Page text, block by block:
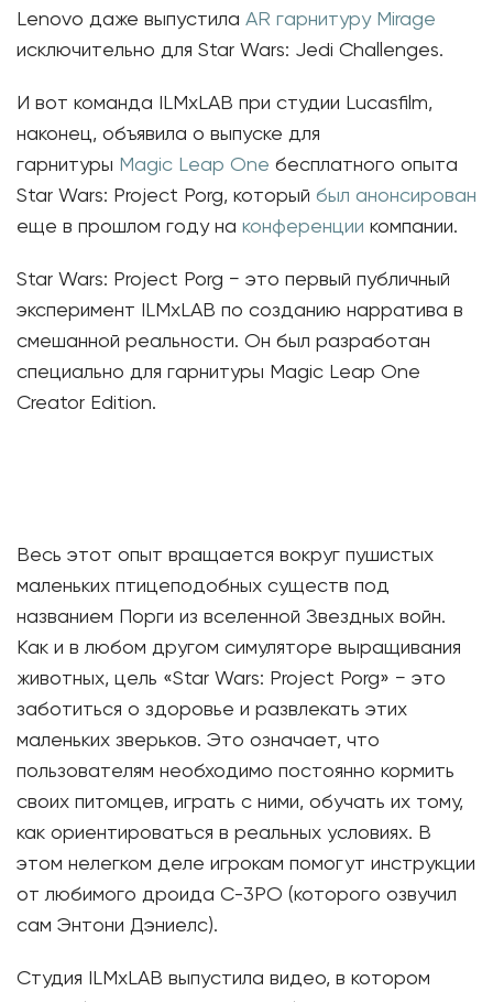
Lenovo даже выпустила AR гарнитуру Mirage
исключительно для Star Wars: Jedi Challenges.
И вот команда ILMxLAB при студии Lucasfilm,
наконец, объявила о выпуске для
гарнитуры Magic Leap One бесплатного опыта
Star Wars: Project Porg, который был анонсирован
еще в прошлом году на конференции компании.
Star Wars: Project Porg − это первый публичный
эксперимент ILMxLAB по созданию нарратива в
смешанной реальности. Он был разработан
специально для гарнитуры Magic Leap One
Creator Edition.
Весь этот опыт вращается вокруг пушистых
маленьких птицеподобных существ под
названием Порги из вселенной Звездных войн.
Как и в любом другом симуляторе выращивания
животных, цель «Star Wars: Project Porg» − это
заботиться о здоровье и развлекать этих
маленьких зверьков. Это означает, что
пользователям необходимо постоянно кормить
своих питомцев, играть с ними, обучать их тому,
как ориентироваться в реальных условиях. В
этом нелегком деле игрокам помогут инструкции
от любимого дроида C-3PO (которого озвучил
сам Энтони Дэниелс).
Студия ILMxLAB выпустила видео, в котором